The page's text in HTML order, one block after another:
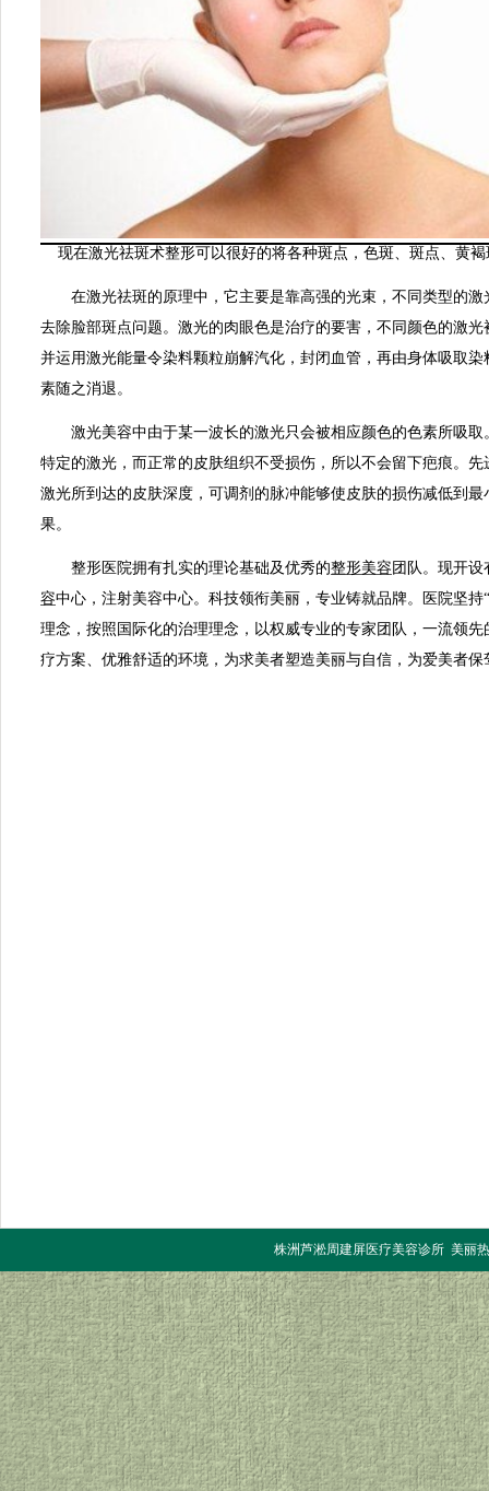
现在激光祛斑术整形可以很好的将各种斑点，色斑、斑点、黄褐
在激光祛斑的原理中，它主要是靠高强的光束，不同类型的激
去除脸部斑点问题。激光的肉眼色是治疗的要害，不同颜色的激
并运用激光能量令染料颗粒崩解汽化，封闭血管，再由身体吸取
素随之消退。
激光美容中由于某一波长的激光只会被相应颜色的色素所吸取
特定的激光，而正常的皮肤组织不受损伤，所以不会留下疤痕。
激光所到达的皮肤深度，可调剂的脉冲能够使皮肤的损伤减低到
果。
整形医院拥有扎实的理论基础及优秀的整形美容 团队。现开设
容中心，注射美容中心。科技领衔美丽，专业铸就品牌。医院坚持
理念，按照国际化的治理理念，以权威专业的专家团队，一流领
疗方案、优雅舒适的环境，为求美者塑造美丽与自信，为爱美者保
株洲芦淞周建屏医疗美容诊所 美丽